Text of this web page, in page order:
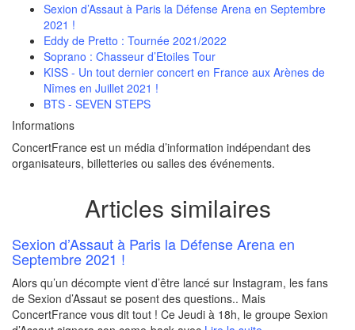
Sexion d’Assaut à Paris la Défense Arena en Septembre
2021 !
Eddy de Pretto : Tournée 2021/2022
Soprano : Chasseur d’Etoiles Tour
KISS - Un tout dernier concert en France aux Arènes de
Nîmes en Juillet 2021 !
BTS - SEVEN STEPS
Informations
ConcertFrance est un média d’information indépendant des
organisateurs, billetteries ou salles des événements.
Articles similaires
Sexion d’Assaut à Paris la Défense Arena en
Septembre 2021 !
Alors qu’un décompte vient d’être lancé sur Instagram, les fans
de Sexion d’Assaut se posent des questions.. Mais
ConcertFrance vous dit tout ! Ce Jeudi à 18h, le groupe Sexion